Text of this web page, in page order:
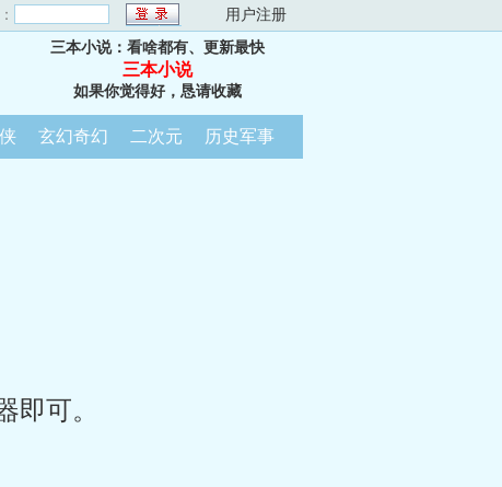
用户注册
三本小说：看啥都有、更新最快
三本小说
如果你觉得好，恳请收藏
玄幻奇幻 二次元 历史军事
即可。